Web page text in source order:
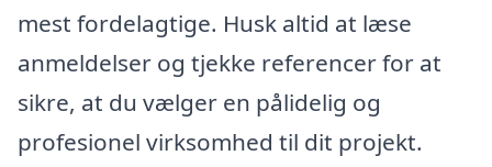
mest fordelagtige. Husk altid at læse
anmeldelser og tjekke referencer for at
sikre, at du vælger en pålidelig og
profesionel virksomhed til dit projekt.